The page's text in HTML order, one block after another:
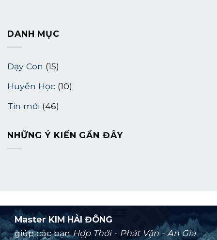
DANH MỤC
Dạy Con (15)
Huyền Học (10)
Tin mới (46)
NHỮNG Ý KIẾN ​​GẦN ĐÂY
Master KIM HẢI ĐÔNG
giúp các bạnHợp Thời - Phát Vận - An Gia